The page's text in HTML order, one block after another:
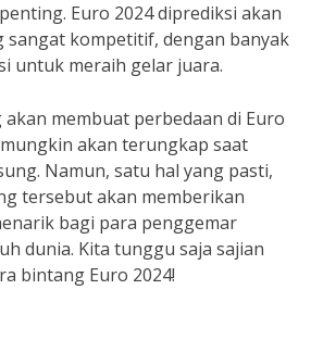
Euro 2024 diprediksi akan
sangat kompetitif, dengan banyak
untuk meraih gelar juara.
akan membuat perbedaan di Euro
mungkin akan terungkap saat
Namun, satu hal yang pasti,
tersebut akan memberikan
bagi para penggemar
dunia. Kita tunggu saja sajian
bintang Euro 2024!